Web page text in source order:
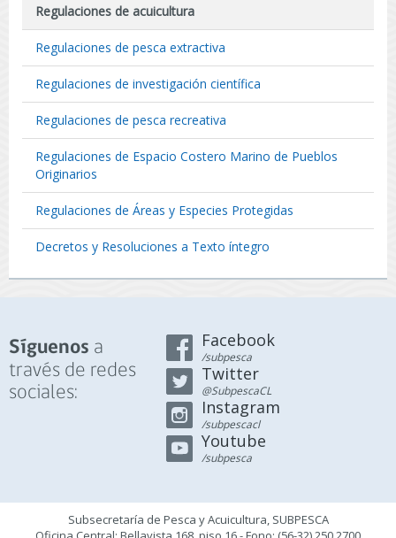
Regulaciones de acuicultura
Regulaciones de pesca extractiva
Regulaciones de investigación científica
Regulaciones de pesca recreativa
Regulaciones de Espacio Costero Marino de Pueblos
Originarios
Regulaciones de Áreas y Especies Protegidas
Decretos y Resoluciones a Texto íntegro
Síguenos a
través de redes
sociales:
Facebook
/subpesca
Twitter
@SubpescaCL
Instagram
/subpescacl
Youtube
/subpesca
Subsecretaría de Pesca y Acuicultura, SUBPESCA